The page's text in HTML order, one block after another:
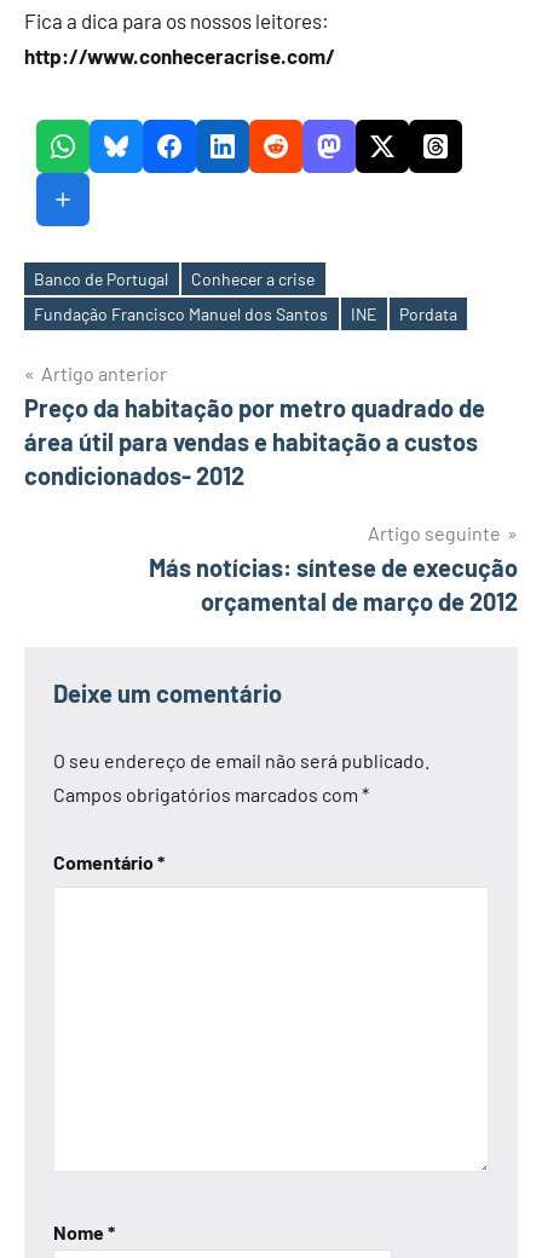
Fica a dica para os nossos leitores:
http://www.conheceracrise.com/
Etiquetas
Banco de Portugal
Conhecer a crise
Fundação Francisco Manuel dos Santos
INE Pordata
Navegação
de
artigos
Artigo anterior
Preço da habitação por metro quadrado de
área útil para vendas e habitação a custos
condicionados- 2012
Artigo seguinte
Más notícias: síntese de execução
orçamental de março de 2012
Deixe um comentário
O seu endereço de email não será publicado.
Campos obrigatórios marcados com *
Comentário*
Nome*